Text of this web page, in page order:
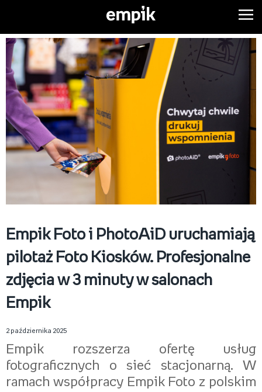
Empik Foto i PhotoAiD uruchamiają
pilotaż Foto Kiosków. Profesjonalne
zdjęcia w 3 minuty w salonach
Empik
2 października 2025
Empik rozszerza ofertę usług
fotograficznych o sieć stacjonarną. W
ramach współpracy Empik Foto z polskim